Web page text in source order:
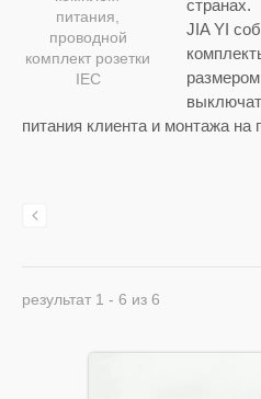
питания,
проводной
комплект розетки
IEC
странах.
JIA YI
питания клиента и монтажа на
результат 1 - 6 из 6